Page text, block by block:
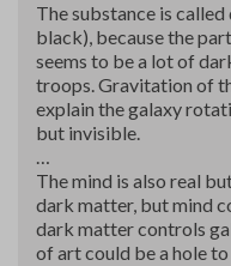
The substance is
black), because the
seems to be a lot of
troops. Gravitation of
explain the galaxy
but invisible.
…
The mind is also real
dark matter, but mind
dark matter controls
of art could be a hole